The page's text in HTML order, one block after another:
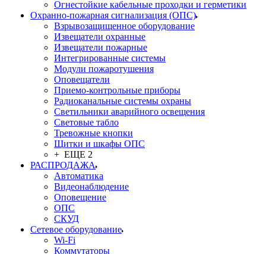
Огнестойкие кабельные проходки и герметики
Охранно-пожарная сигнализация (ОПС)
Взрывозащищенное оборудование
Извещатели охранные
Извещатели пожарные
Интегрированные системы
Модули пожаротушения
Оповещатели
Приемо-контрольные приборы
Радиоканальные системы охраны
Светильники аварийного освещения
Световые табло
Тревожные кнопки
Щитки и шкафы ОПС
+ ЕЩЕ 2
РАСПРОДАЖА
Автоматика
Видеонаблюдение
Оповещение
ОПС
СКУД
Сетевое оборудование
Wi-Fi
Коммутаторы